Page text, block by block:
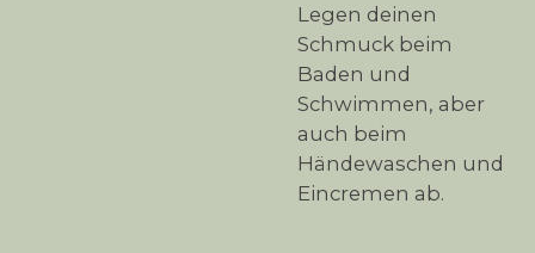
Legen deinen
Schmuck beim
Baden und
Schwimmen, aber
auch beim
Händewaschen und
Eincremen ab.